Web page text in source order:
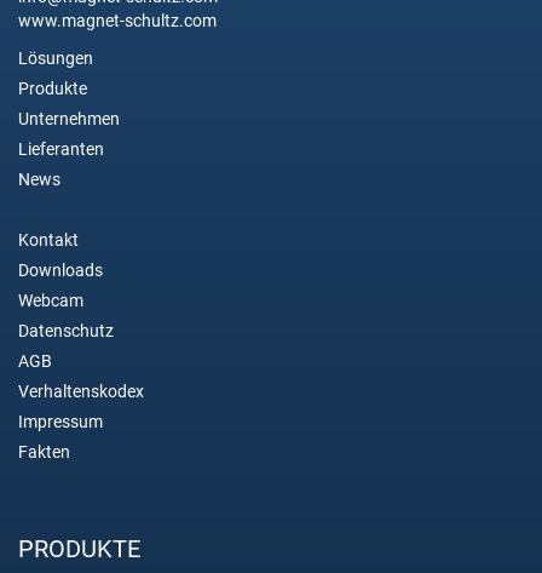
www.magnet-schultz.com
Lösungen
Produkte
Unternehmen
Lieferanten
News
Kontakt
Downloads
Webcam
Datenschutz
AGB
Verhaltenskodex
Impressum
Fakten
PRODUKTE